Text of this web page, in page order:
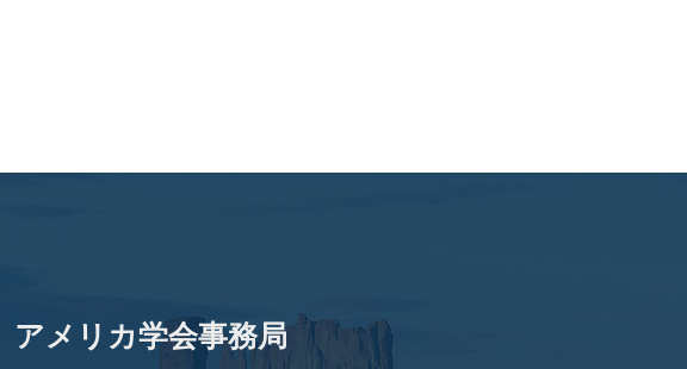
アメリカ学会事務局